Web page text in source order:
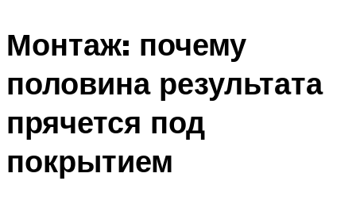
Монтаж: почему
половина результата
прячется под
покрытием